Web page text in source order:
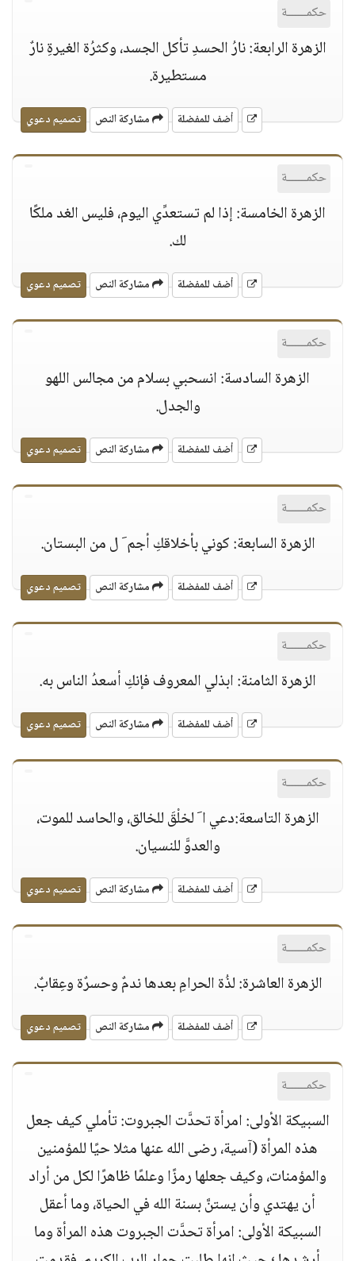
حكمــــــة
الزهرة الرابعة: نارُ الحسدِ تأكل الجسد، وكثرُة الغيرةِ نارٌ
مستطيرة.
أضف للمفضلة مشاركة النص تصميم دعوي
حكمــــــة
الزهرة الخامسة: إذا لم تستعدِّي اليوم، فليس الغد ملكًا
لك.
أضف للمفضلة مشاركة النص تصميم دعوي
حكمــــــة
الزهرة السادسة: انسحبي بسلام من مجالس اللهو
والجدل.
أضف للمفضلة مشاركة النص تصميم دعوي
حكمــــــة
الزهرة السابعة: كوني بأخلاقكِ أجم َ ل من البستان.
أضف للمفضلة مشاركة النص تصميم دعوي
حكمــــــة
الزهرة الثامنة: ابذلي المعروف فإنكِ أسعدُ الناس به.
أضف للمفضلة مشاركة النص تصميم دعوي
حكمــــــة
الزهرة التاسعة:دعي ا َ لخلْقَ للخالق، والحاسد للموت،
والعدوَّ للنسيان.
أضف للمفضلة مشاركة النص تصميم دعوي
حكمــــــة
الزهرة العاشرة: لذُة الحرامِ بعدها ندمٌ وحسرٌة وعِقابٌ.
أضف للمفضلة مشاركة النص تصميم دعوي
حكمــــــة
السبيكة الأولى: امرأة تحدَّت الجبروت: تأملي كيف جعل
هذه المرأة (آسية، رضى الله عنها مثلا حيًا للمؤمنين
والمؤمنات، وكيف جعلها رمزًا وعلمًا ظاهرًا لكل من أراد
أن يهتدي وأن يستنَّ بسنة الله في الحياة، وما أعقل
السبيكة الأولى: امرأة تحدَّت الجبروت هذه المرأة وما